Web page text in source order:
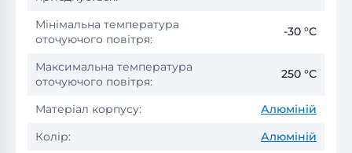
Мінімальна температура
оточуючого повітря:
-30 °С
Максимальна температура
оточуючого повітря:
250 °С
Матеріал корпусу:
Алюміній
Колір:
Алюміній